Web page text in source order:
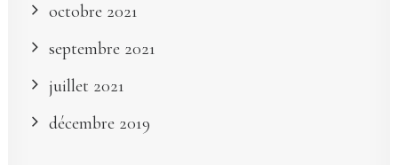
octobre 2021
septembre 2021
juillet 2021
décembre 2019